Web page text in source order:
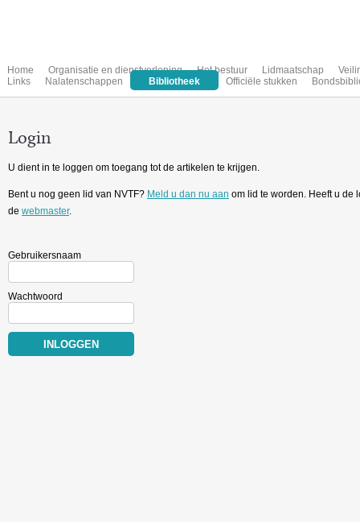
Home Organisatie en dienstverlening Het bestuur Lidmaatschap
Links
Nalatenschappen Bibliotheek Officiële stukken
Login
U dient in te loggen om toegang tot de artikelen te krijgen.
Bent u nog geen lid van NVTF? Meld u dan nu aan om lid te worden. Heeft u de
de webmaster.
Gebruikersnaam
Wachtwoord